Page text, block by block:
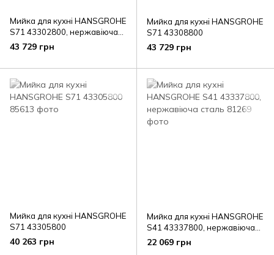
Мийка для кухні HANSGROHE
S71 43302800, нержавіюча
сталь
43 729 грн
Мийка для кухні HANSGROHE
S71 43308800
43 729 грн
Мийка для кухні HANSGROHE
S71 43305800
40 263 грн
Мийка для кухні HANSGROHE
S41 43337800, нержавіюча
сталь
22 069 грн